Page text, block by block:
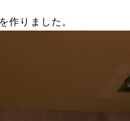
作りました。